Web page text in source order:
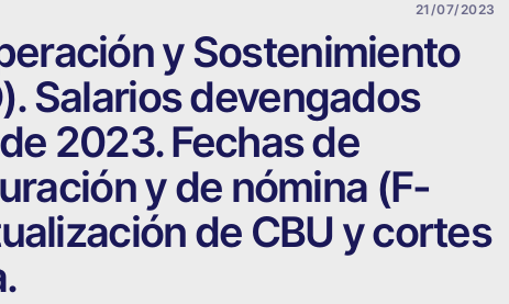
21/07/2023
y Sostenimiento
Salarios devengados
2023. Fechas de
y de nómina (F-
de CBU y cortes